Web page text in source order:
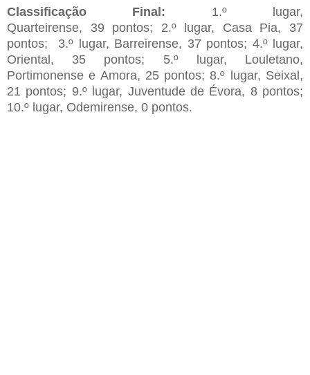
Classificação Final :
1.º lugar,
Quarteirense, 39 pontos; 2.º lugar, Casa Pia, 37
pontos;
3.º lugar, Barreirense, 37 pontos; 4.º lugar,
Oriental, 35 pontos; 5.º lugar, Louletano,
Portimonense e Amora, 25pontos; 8.º lugar, Seixal,
21 pontos; 9.º lugar, Juventude de Évora, 8pontos;
10.º lugar, Odemirense, 0 pontos.